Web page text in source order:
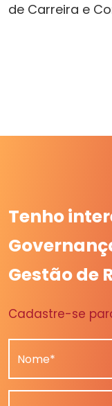
de Carreira e
Tenho
Gestão de
Cadastre-se
Nome*